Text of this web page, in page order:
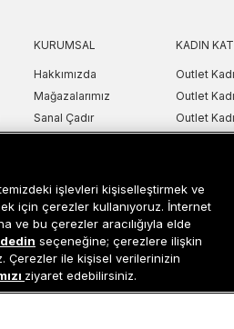
KURUMSAL
Hakkımızda
Mağazalarımız
Sanal Çadır
KADIN
Outlet
Outlet
Outlet
Outlet
Outlet
Outlet
Outlet
işlevleri kişiselleştirmek ve
için çerezler kullanıyoruz. İnternet
ve bu çerezler aracılığıyla elde
seçeneğine; çerezlere ilişkin
Çerezler ile kişisel verilerinizin
ziyaret edebilirsiniz.